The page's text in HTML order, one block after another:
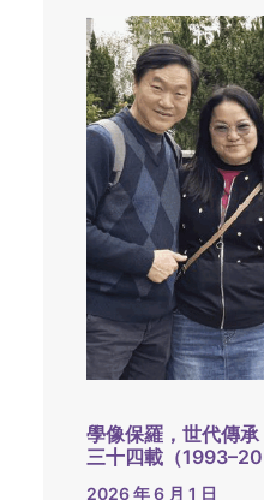
學像保羅，世代傳
三十四載（
2026 年 6 月 1 日